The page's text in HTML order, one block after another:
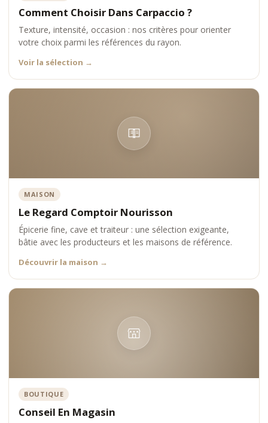
Comment Choisir Dans Carpaccio ?
Texture, intensité, occasion : nos critères pour orienter
votre choix parmi les références du rayon.
Voir la sélection →
MAISON
Le Regard Comptoir Nourisson
Épicerie fine, cave et traiteur : une sélection exigeante,
bâtie avec les producteurs et les maisons de référence.
Découvrir la maison →
BOUTIQUE
Conseil En Magasin